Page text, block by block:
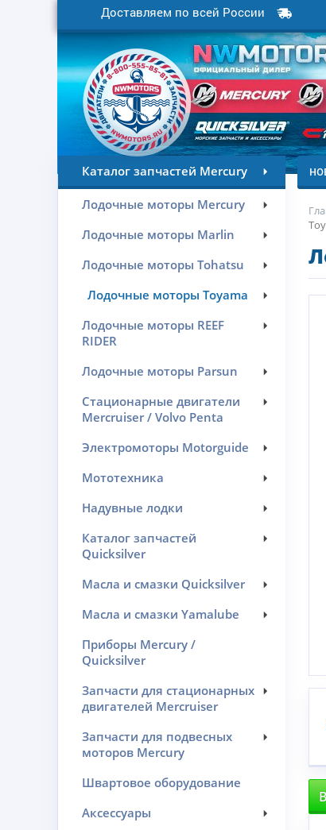
Доставляем по всей России
Каталог запчастей Mercury
Лодочные моторы Mercury
Лодочные моторы Marlin
Лодочные моторы Tohatsu
Лодочные моторы Toyama
Лодочные моторы REEF
RIDER
Лодочные моторы Parsun
Стационарные двигатели
Mercruiser / Volvo Penta
Электромоторы Motorguide
Мототехника
Надувные лодки
Каталог запчастей
Quicksilver
Масла и смазки Quicksilver
Масла и смазки Yamalube
Приборы Mercury /
Quicksilver
Запчасти для стационарных
двигателей Mercruiser
Запчасти для подвесных
моторов Mercury
Швартовое оборудование
Аксессуары